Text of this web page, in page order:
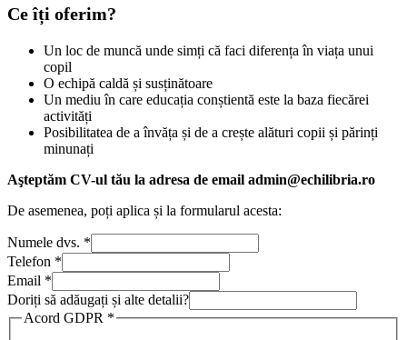
Ce îți oferim?
Un loc de muncă unde simți că faci diferența în viața unui
copil
O echipă caldă și susținătoare
Un mediu în care educația conștientă este la baza fiecărei
activități
Posibilitatea de a învăța și de a crește alături copii și părinți
minunați
Aşteptăm CV-ul tău la adresa de email admin@echilibria.ro
De asemenea, poți aplica și la formularul acesta:
Numele dvs. *
Telefon *
Email *
Telefon
Acord
Doriți să adăugați și alte detalii?
Acord GDPR *